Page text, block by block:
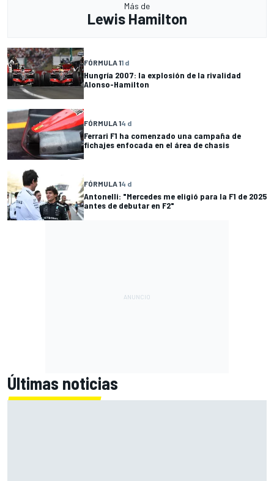
Más de
Lewis Hamilton
FÓRMULA 11 d
Hungría 2007: la explosión de la rivalidad
Alonso-Hamilton
FÓRMULA 14 d
Ferrari F1 ha comenzado una campaña de
fichajes enfocada en el área de chasis
FÓRMULA 14 d
Antonelli: "Mercedes me eligió para la F1 de 2025
antes de debutar en F2"
Últimas noticias